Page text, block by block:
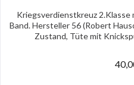
Kriegsverdienstkreuz 2.Klasse
Band. Hersteller 56 (Robert
Zustand, Tüte mit